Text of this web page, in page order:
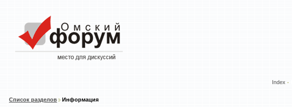
Index
Список разделов Информация